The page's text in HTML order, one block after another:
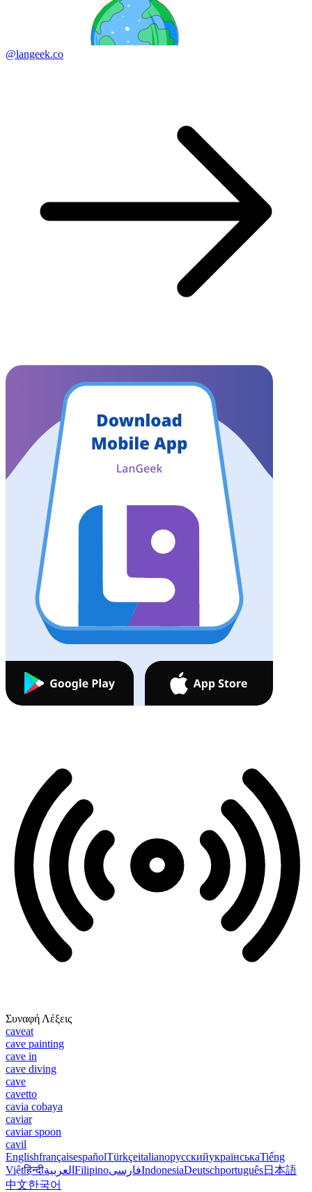
@langeek.co
Συναφή Λέξεις
caveat
cave painting
cave in
cave diving
cave
cavetto
cavia cobaya
caviar
caviar spoon
cavil
EnglishfrançaisespañolTürkçeitalianoрусскийукраїнськаTiếng
Việtहिन्दीالعربية FilipinoفارسیIndonesiaDeutschportuguês日本語
中文한국어